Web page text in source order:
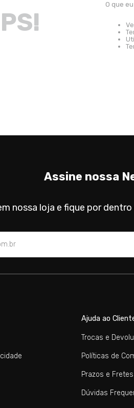
O que
Assine nossa
nossa loja e fique por
Ajuda ao
Trocas e
Políticas de
Prazos e Fretes
Dúvidas